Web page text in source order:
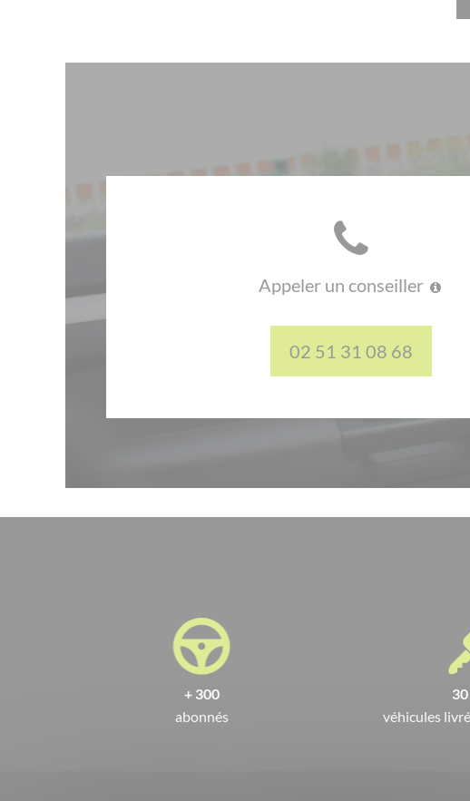
Appeler un conseiller
02 51 31 08 68
+ 300
abonnés
véhicules